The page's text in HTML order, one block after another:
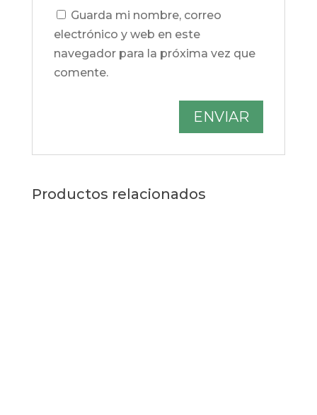
Guarda mi nombre, correo
electrónico y web en este
navegador para la próxima vez que
comente.
Productos relacionados